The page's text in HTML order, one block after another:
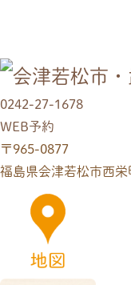
0242-27-1678
WEB予約
〒965-0877
福島県会津若松市西